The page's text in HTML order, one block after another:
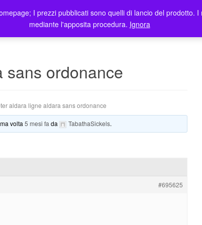
Blog Registrazione Utenti Elenco
sans ordonance
aldara ligne aldara sans ordonance
volta5 mesi fa da TabathaSickels.
#695625
I prezzi pubblicati sono quelli di lancio del prodotto.
mediante l'apposita procedura. Ignora